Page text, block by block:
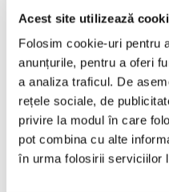
Acest site utilizează
Folosim cookie-uri pentru
anunțurile, pentru a oferi
a analiza traficul. De
rețele sociale, de
privire la modul în care
pot combina cu alte
în urma folosirii serviciilor
Martie 2025
Februarie 2025
Ianuarie 2025
Decembrie 2024
Noiembrie 2024